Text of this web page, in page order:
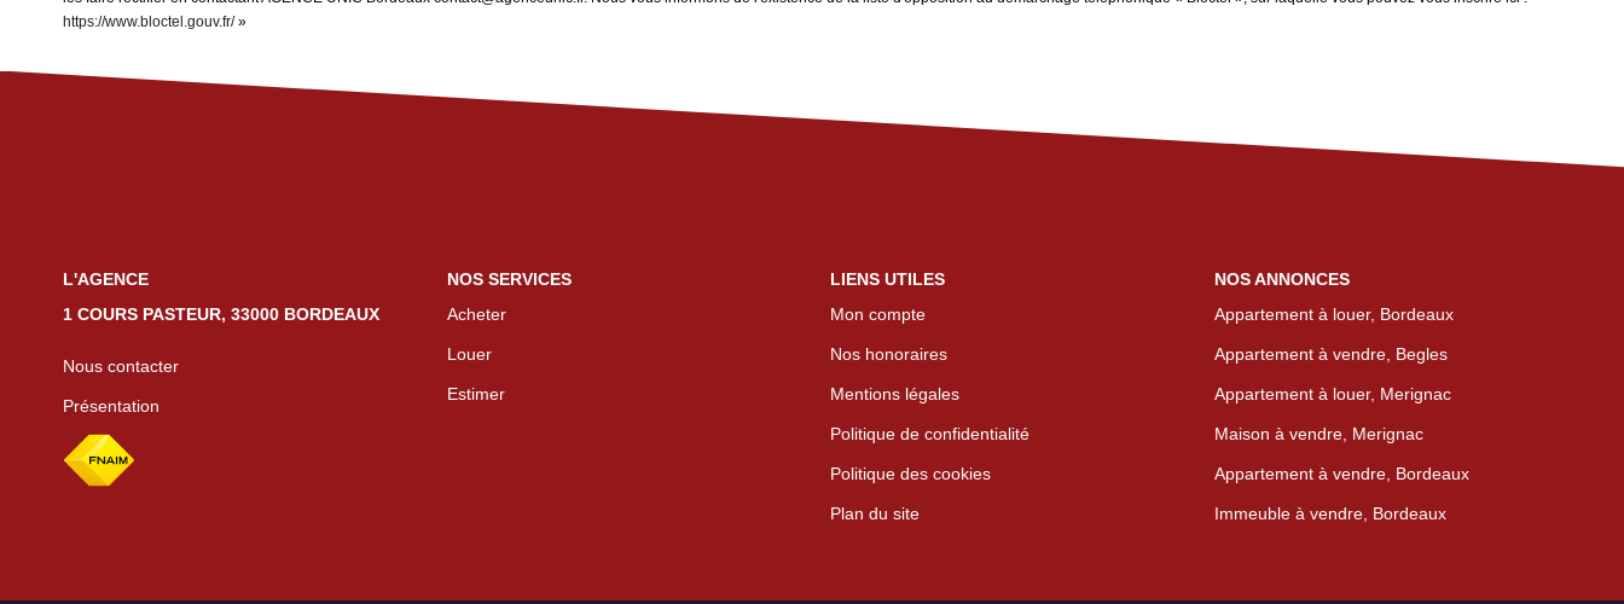
https://www.bloctel.gouv.fr/»
L'AGENCE
1 COURS PASTEUR, 33000 BORDEAUX
Nous contacter
Présentation
NOS SERVICES
Acheter
Louer
Estimer
LIENS UTILES
Mon compte
Nos honoraires
Mentions légales
Politique de confidentialité
Politique des cookies
Plan du site
NOS ANNONCES
Appartement à louer, Bordeaux
Appartement à vendre, Begles
Appartement à louer, Merignac
Maison à vendre, Merignac
Appartement à vendre, Bordeaux
Immeuble à vendre, Bordeaux